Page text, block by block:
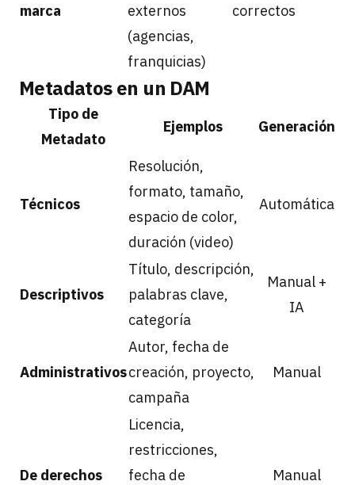
marca
externos
(agencias,
franquicias)
correctos
Metadatos en un DAM
Tipo de
Metadato
Ejemplos Generación
Técnicos
Resolución,
formato, tamaño,
espacio de color,
duración (video)
Automática
Descriptivos
Título, descripción,
palabras clave,
categoría
Manual +
IA
Administrativos
Autor, fecha de
creación, proyecto,
campaña
Manual
De derechos
Licencia,
restricciones,
fecha de
Manual